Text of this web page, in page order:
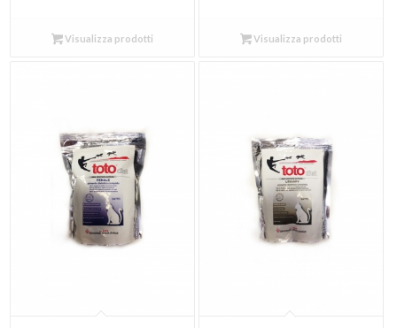
prezzo:
Visualizza prodotti
prezzo:
Visualizza prodotti